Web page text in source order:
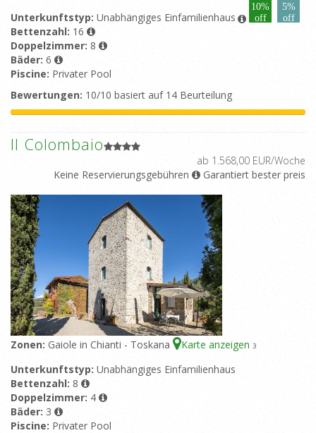
10%
off
5%
off
Unterkunftstyp: Unabhängiges Einfamilienhaus
Bettenzahl: 16
Doppelzimmer: 8
Bäder: 6
Piscine: Privater Pool
Bewertungen: 10/10 basiert auf 14 Beurteilung
Il Colombaio
ab 1.568,00 EUR/Woche
Keine Reservierungsgebühren
Garantiert bester preis
Zonen: Gaiole in Chianti - Toskana Karte anzeigen 3
Unterkunftstyp: Unabhängiges Einfamilienhaus
Bettenzahl: 8
Doppelzimmer: 4
Bäder: 3
Piscine: Privater Pool